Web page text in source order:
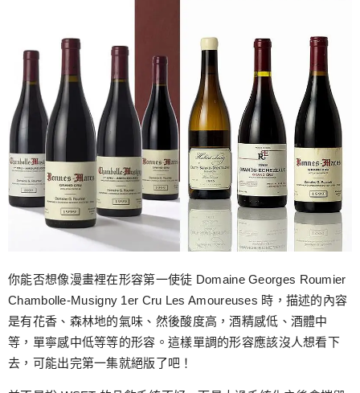
你能否想像漫畫裡在形容第一使徒 Domaine Georges Roumier
Chambolle-Musigny 1er Cru Les Amoureuses 時，描述的內容
是有花香、森林地的氣味、然後酸度高，酒精感低、酒體中
等，單寧感中低等等的形容。這樣單調的形容應該沒人想看下
去，可能出完第一集就絕版了吧！